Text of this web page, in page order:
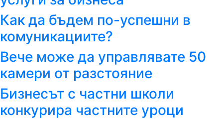
Как да бъдем по-успешни в
комуникациите?
Вече може да управлявате 50
камери от разстояние
Бизнесът с частни школи
конкурира частните уроци